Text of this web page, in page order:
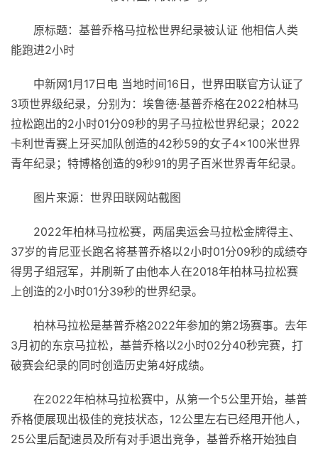
原标题：基普乔格马拉松世界纪录被认证 他相信人类
能跑进2小时
中新网1月17日电 当地时间16日，世界田联官方认证了
3项世界级纪录，分别为：埃鲁德·基普乔格在2022柏林马
拉松跑出的2小时01分09秒的男子马拉松世界纪录；2022
卡利世青赛上牙买加队创造的42秒59的女子4×100米世界
青年纪录；特博格创造的9秒91的男子百米世界青年纪录。
图片来源：世界田联网站截图
2022年柏林马拉松赛，两届奥运会马拉松金牌得主、
37岁的肯尼亚长跑名将基普乔格以2小时01分09秒的成绩夺
得男子组冠军，并刷新了由他本人在2018年柏林马拉松赛
上创造的2小时01分39秒的世界纪录。
柏林马拉松是基普乔格2022年参加的第2场赛事。去年
3月初的东京马拉松，基普乔格以2小时02分40秒完赛，打
破赛会纪录的同时创造历史第4好成绩。
在2022年柏林马拉松赛中，从第一个5公里开始，基普
乔格便展现出极佳的竞技状态，12公里左右已经甩开他人，
25公里后配速员及所有对手退出竞争，基普乔格开始独自